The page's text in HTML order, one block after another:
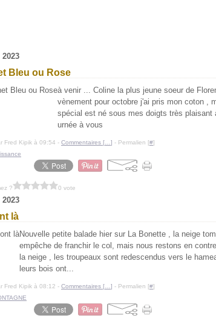
Bleu ou Rose
à venir ... Coline la plus jeune soeur de
vènement pour octobre j'ai pris mon coton ,
spécial est né sous mes doigts très plaisant
urnée à vous
Fred Kipik à 09:54 - Commentaires [ ] - Permalien [#]
? 0 vote
là
Nouvelle petite balade hier sur La Bonette , la neige
empêche de franchir le col, mais nous restons en
la neige , les troupeaux sont redescendus vers le
leurs bois ont...
Fred Kipik à 08:12 - Commentaires [ ] - Permalien [#]